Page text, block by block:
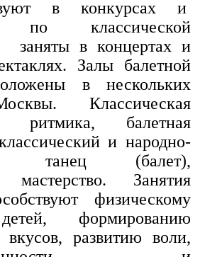
в конкурсах и
по классической
заняты в концертах и
Залы балетной
в нескольких
Классическая
ритмика, балетная
и народно-
танец (балет),
мастерство. Занятия
физическому
формированию
вкусов, развитию воли,